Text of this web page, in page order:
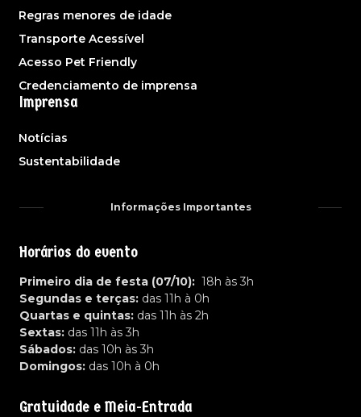
Regras menores de idade
Transporte Acessível
Acesso Pet Friendly
Credenciamento de imprensa
Imprensa
Notícias
Sustentabilidade
Informações Importantes
Horários do evento
Primeiro dia de festa (07/10): 18h às 3h
Segundas e terças: das 11h à 0h
Quartas e quintas: das 11h às 2h
Sextas: das 11h às 3h
Sábados: das 10h às 3h
Domingos: das 10h à 0h
Gratuidade e Meia-Entrada